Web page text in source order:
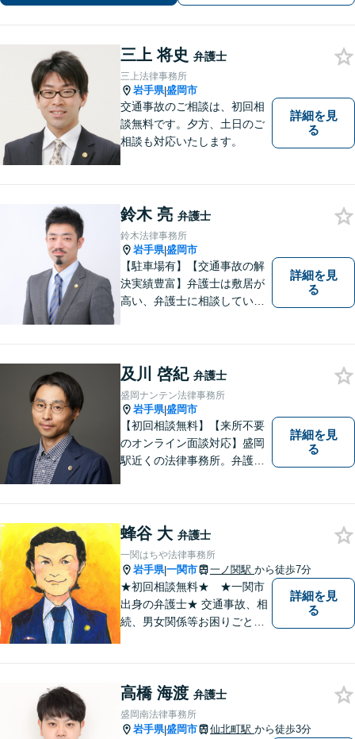
三上 将史 弁護士
三上法律事務所
岩手県|盛岡市
交通事故のご相談は、初回相
談無料です。夕方、土日のご
相談も対応いたします。
詳細を見
る
鈴木 亮 弁護士
鈴木法律事務所
岩手県|盛岡市
【駐車場有】【交通事故の解
決実績豊富】弁護士は敷居が
高い、弁護士に相談していい
を目指しています。どんなこ
とでもお気軽にご相談くださ
い。
詳細を見
る
及川 啓紀 弁護士
盛岡ナンテン法律事務所
岩手県|盛岡市
【初回相談無料】【来所不要
のオンライン面談対応】盛岡
駅近くの法律事務所。弁護士
専門用語は避け、依頼者様が
理解しやすい対応を心がけて
います。【土日祝・時間外対
応可】
詳細を見
る
蜂谷 大 弁護士
一関はちや法律事務所
岩手県|一関市 一ノ関駅 から徒歩7分
★初回相談無料★ ★一関市
出身の弁護士★ 交通事故、相
続、男女関係等お困りごとが
詳細を見
る
高橋 海渡 弁護士
盛岡南法律事務所
岩手県|盛岡市 仙北町駅 から徒歩3分